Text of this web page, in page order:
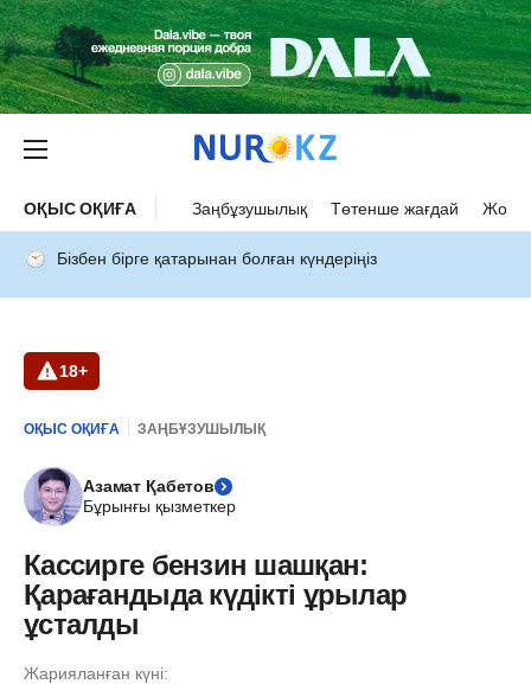
ОҚЫС ОҚИҒА Заңбұзушылық Төтенше жағдай Жол
Бізбен бірге қатарынан болған күндеріңіз
18+
ОҚЫС ОҚИҒА ЗАҢБҰЗУШЫЛЫҚ
Азамат Қабетов
Бұрынғы қызметкер
Кассирге бензин шашқан:
Қарағандыда күдікті ұрылар
ұсталды
Жарияланған күні: